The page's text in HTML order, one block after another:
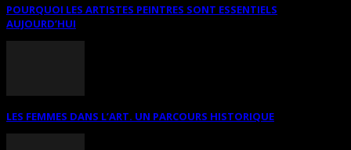
POURQUOI LES ARTISTES PEINTRES SONT ESSENTIELS
AUJOURD’HUI
LES FEMMES DANS L’ART. UN PARCOURS HISTORIQUE